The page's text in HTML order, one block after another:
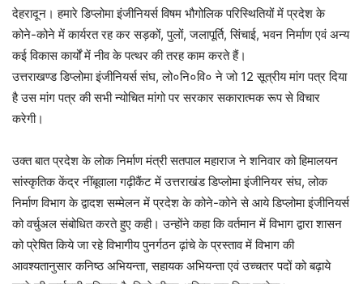
देहरादून। हमारे डिप्लोमा इंजीनियर्स विषम भौगोलिक परिस्थितियों में प्रदेश के
कोने-कोने में कार्यरत रह कर सड़कों, पुलों, जलापूर्ति, सिंचाई, भवन निर्माण एवं अन्य
कई विकास कार्यों में नीव के पत्थर की तरह काम करते हैं।
उत्तराखण्ड डिप्लोमा इंजीनियर्स संघ, लो०नि०वि० ने जो 12 सूत्रीय मांग पत्र दिया
है उस मांग पत्र की सभी न्योचित मांगो पर सरकार सकारात्मक रूप से विचार
करेगी।
उक्त बात प्रदेश के लोक निर्माण मंत्री सतपाल महाराज ने शनिवार को हिमालयन
सांस्कृतिक केंद्र नींबूवाला गढ़ीकैंट में उत्तराखंड डिप्लोमा इंजीनियर संघ, लोक
निर्माण विभाग के द्वादश सम्मेलन में प्रदेश के कोने-कोने से आये डिप्लोमा इंजीनियर्स
को वर्चुअल संबोधित करते हुए कही। उन्होंने कहा कि वर्तमान में विभाग द्वारा शासन
को प्रेषित किये जा रहे विभागीय पुनर्गठन ढ़ांचे के प्रस्ताव में विभाग की
आवश्यतानुसार कनिष्ठ अभियन्ता, सहायक अभियन्ता एवं उच्चतर पदों को बढ़ाये